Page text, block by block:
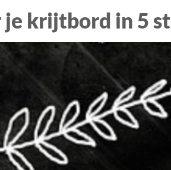
je krijtbord in 5